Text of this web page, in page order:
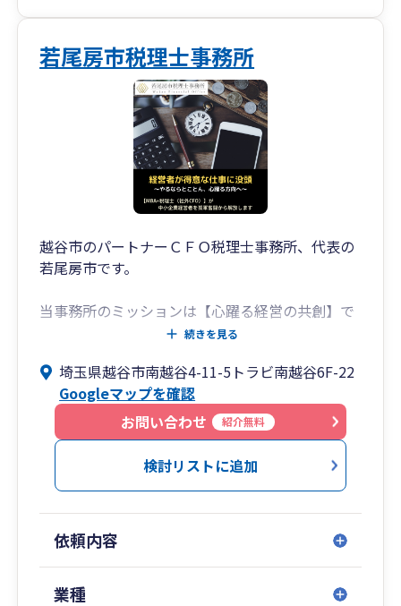
若尾房市税理士事務所
越谷市のパートナーＣＦＯ税理士事務所、代表の
若尾房市です。
当事務所のミッションは【心躍る経営の共創】で
税理士であるからには税の専門家としてお客様の
節税の実現には努力を惜しみません。
しかし、経営において納税に関する悩みはほんの
一部分に過ぎないのではないでしょうか？
不確実性が高い経営環境で厳しい競争にさらされ
経営者と従業員との間の当事者意識の差からくる
歯がゆさなど、経営者が抱えるお悩みは多種多様
です。
続きを見る
埼玉県越谷市南越谷4-11-5トラビ南越谷6F-22
Googleマップを確認
お問い合わせ
紹介無料
検討リストに追加
依頼内容
業種